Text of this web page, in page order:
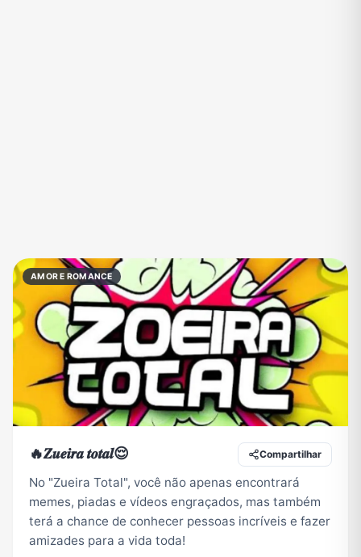
Moda e Beleza Música Namoro Negócios & Empreendedorismo
Notícias Outros Política Profissões
Receitas Redes Sociais Religião Shitpost
Tecnologia
Vídeos
AMOR E ROMANCE
🔥𝒁𝒖𝒆𝒊𝒓𝒂 𝒕𝒐𝒕𝒂𝒍😌 Compartilhar
No "Zueira Total", você não apenas encontrará
memes, piadas e vídeos engraçados, mas também
terá a chance de conhecer pessoas incríveis e fazer
amizades para a vida toda!